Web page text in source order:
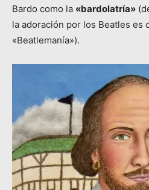
Bardo como la «bardolatría»
la adoración por los Beatles es
«Beatlemanía»).